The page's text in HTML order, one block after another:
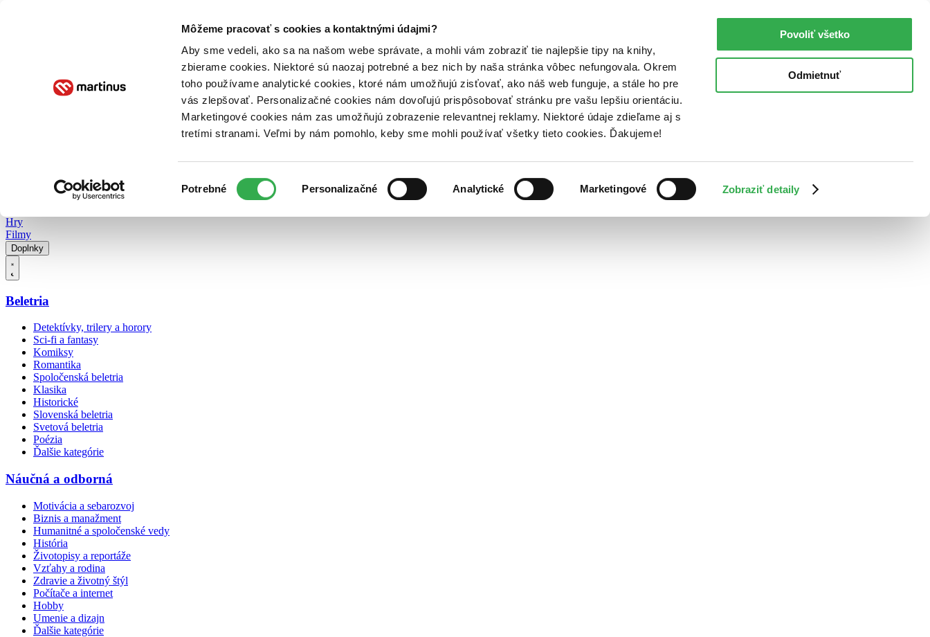
Môžeme pracovať s cookies a kontaktnými údajmi?
Aby sme vedeli, ako sa na našom webe správate, a mohli vám zobraziť tie najlepšie tipy na knihy,
zbierame cookies. Niektoré sú naozaj potrebné a bez nich by naša stránka vôbec nefungovala. Okrem
toho používame analytické cookies, ktoré nám umožňujú zisťovať, ako náš web funguje, a stále ho pre
vás zlepšovať. Personalizačné cookies nám dovoľujú prispôsobovať stránku pre vašu lepšiu orientáciu.
Marketingové cookies nám zas umožňujú zobrazenie relevantnej reklamy. Niektoré údaje zdieľame aj s
tretími stranami. Veľmi by nám pomohlo, keby sme mohli používať všetky tieto cookies. Ďakujeme!
súhlasu
Potrebné Personalizačné Analytické Marketingové Zobraziť detaily
Povoliť všetko
Odmietnuť
Poukážky Kontakt
Hry
Filmy
Doplnky
Beletria
Detektívky, trilery a horory
Sci-fi a fantasy
Komiksy
Romantika
Spoločenská beletria
Klasika
Historické
Slovenská beletria
Svetová beletria
Poézia
Ďalšie kategórie
Náučná a odborná
Motivácia a sebarozvoj
Biznis a manažment
Humanitné a spoločenské vedy
História
Životopisy a reportáže
Vzťahy a rodina
Zdravie a životný štýl
Počítače a internet
Hobby
Umenie a dizajn
Ďalšie kategórie